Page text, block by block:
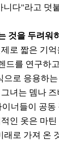
니다"라고 덧
것을 두려워
로 짧은 기
드를 연구하
로 응용하
녀는 뎀나
너들이 공
인 옷은 마
래로 가져 온